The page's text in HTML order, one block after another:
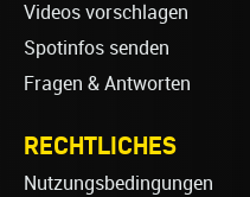
Videos vorschlagen
Spotinfos senden
Fragen & Antworten
RECHTLICHES
Nutzungsbedingungen